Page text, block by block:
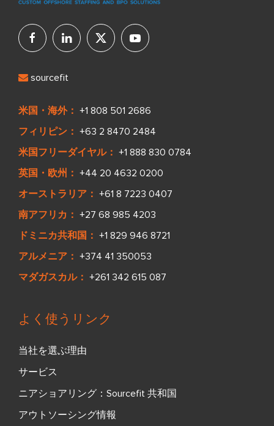
sourcefit
米国・海外： +1 808 501 2686
フィリピン： +63 2 8470 2484
米国フリーダイヤル： +1 888 830 0784
英国・欧州： +44 20 4632 0200
オーストラリア： +61 8 7223 0407
南アフリカ： +27 68 985 4203
ドミニカ共和国： +1 829 946 8721
アルメニア： +374 41 350053
マダガスカル： +261 342 615 087
よく使うリンク
当社を選ぶ理由
サービス
ニアショアリング：Sourcefit 共和国
アウトソーシング情報